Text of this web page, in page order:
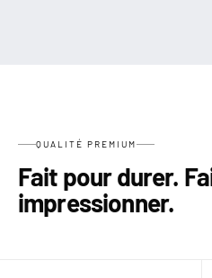
QUALITÉ PREMIUM
Fait pour durer.
impressionner.